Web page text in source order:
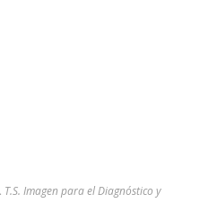
T.S. Imagen para el Diagnóstico y